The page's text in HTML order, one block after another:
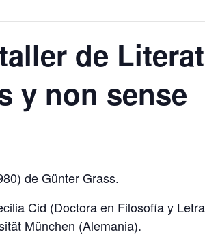
de
y non sense
de Günter Grass.
Cid (Doctora en Filosofía y
München (Alemania).